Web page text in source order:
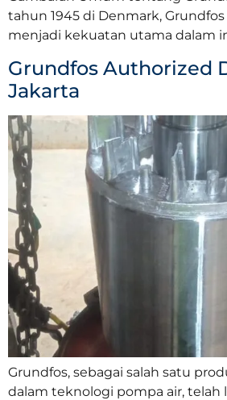
tahun 1945 di Denmark,
menjadi kekuatan utama dalam
Grundfos Authorized
Jakarta
Grundfos, sebagai salah satu
dalam teknologi pompa air, telah